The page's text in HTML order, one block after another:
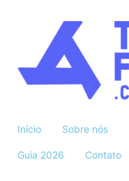
Início Sobre nós
Guia 2026 Contato